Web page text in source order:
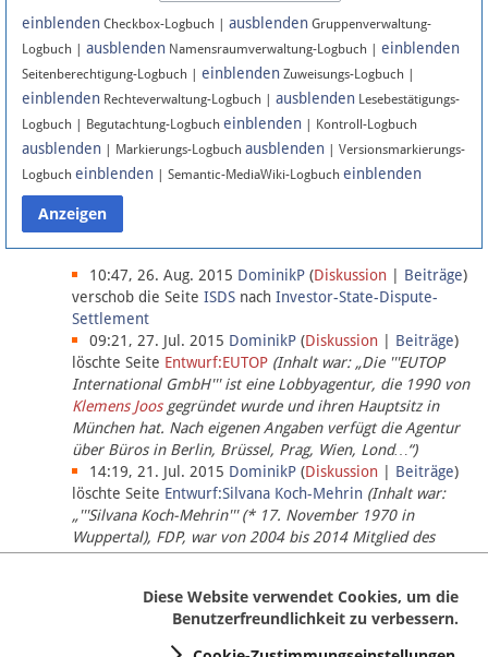
Facebook
Instagram
Anmelden
Datenschutz
Über Lobbypedia
Impressum
einblenden Checkbox-Logbuch | ausblenden Gruppenverwaltung-
Logbuch | ausblenden Namensraumverwaltung-Logbuch | einblenden
Seitenberechtigung-Logbuch | einblenden Zuweisungs-Logbuch |
einblenden Rechteverwaltung-Logbuch | ausblenden Lesebestätigungs-
Logbuch | Begutachtung-Logbuch einblenden | Kontroll-Logbuch
ausblenden | Markierungs-Logbuch ausblenden | Versionsmarkierungs-
Logbuch einblenden | Semantic-MediaWiki-Logbuch einblenden
10:47, 26. Aug. 2015 DominikP (Diskussion Beiträge)
verschob die Seite ISDS nach Investor-State-Dispute-
Settlement
09:21, 27. Jul. 2015 DominikP (Diskussion Beiträge)
löschte Seite Entwurf:EUTOP (Inhalt war: „Die '''EUTOP
International GmbH''' ist eine Lobbyagentur, die 1990 von
Klemens Joosgegründet wurde und ihren Hauptsitz in
München hat. Nach eigenen Angaben verfügt die Agentur
über Büros in Berlin, Brüssel, Prag, Wien, Lond…“)
14:19, 21. Jul. 2015 DominikP (Diskussion Beiträge)
löschte Seite Entwurf:Silvana Koch-Mehrin (Inhalt war:
„'''Silvana Koch-Mehrin''' (* 17. November 1970 in
Wuppertal), FDP, war von 2004 bis 2014 Mitglied des
Europäischen Parlaments, seit November 2014 ist sie für
Diese Website verwendet Cookies, um die
Benutzerfreundlichkeit zu verbessern.